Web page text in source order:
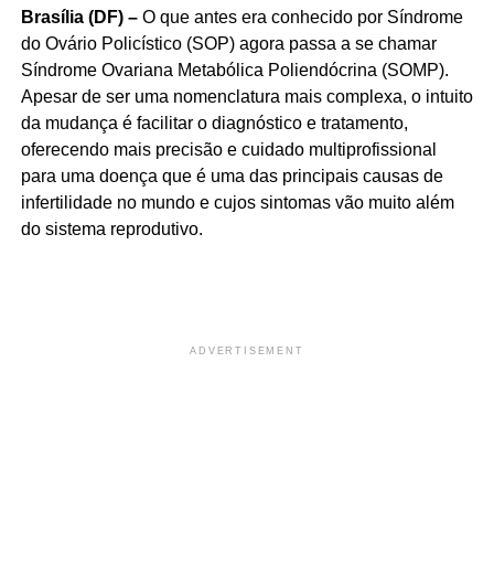
Brasília (DF) – O que antes era conhecido por Síndrome
do Ovário Policístico (SOP) agora passa a se chamar
Síndrome Ovariana Metabólica Poliendócrina (SOMP).
Apesar de ser uma nomenclatura mais complexa, o intuito
da mudança é facilitar o diagnóstico e tratamento,
oferecendo mais precisão e cuidado multiprofissional
para uma doença que é uma das principais causas de
infertilidade no mundo e cujos sintomas vão muito além
do sistema reprodutivo.
ADVERTISEMENT